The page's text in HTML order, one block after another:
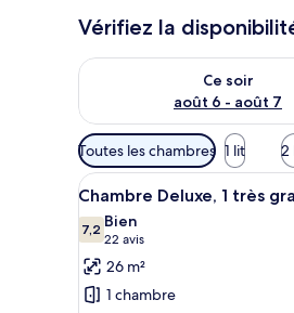
Vérifiez la
Ce soir
août 6 - août 7
Vérifier la disponibilité
Filtres
disponibles
pour
les
chambres
Toutes les chambres 1 lit 2
Afficher
toutes
les
photos
pour
ce
5
Chambre Deluxe, 1 très
7,27,2 sur 10
Bien
22 avis
(22 avis)
26 m²
1 chambre